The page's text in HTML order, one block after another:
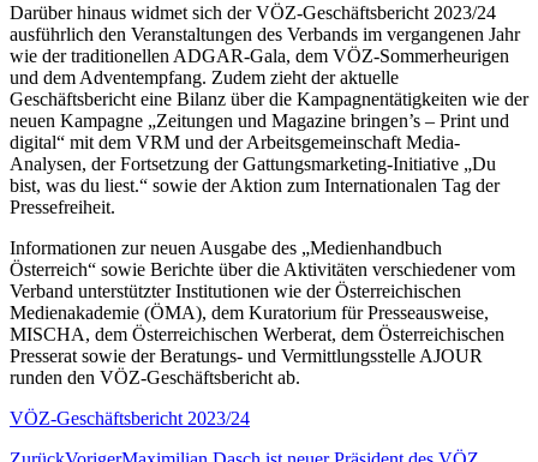
Darüber hinaus widmet sich der VÖZ-Geschäftsbericht 2023/24
ausführlich den Veranstaltungen des Verbands im vergangenen Jahr
wie der traditionellen ADGAR-Gala, dem VÖZ-Sommerheurigen
und dem Adventempfang. Zudem zieht der aktuelle
Geschäftsbericht eine Bilanz über die Kampagnentätigkeiten wie der
neuen Kampagne „Zeitungen und Magazine bringen’s – Print und
digital“ mit dem VRM und der Arbeitsgemeinschaft Media-
Analysen, der Fortsetzung der Gattungsmarketing-Initiative „Du
bist, was du liest.“ sowie der Aktion zum Internationalen Tag der
Pressefreiheit.
Informationen zur neuen Ausgabe des „Medienhandbuch
Österreich“ sowie Berichte über die Aktivitäten verschiedener vom
Verband unterstützter Institutionen wie der Österreichischen
Medienakademie (ÖMA), dem Kuratorium für Presseausweise,
MISCHA, dem Österreichischen Werberat, dem Österreichischen
Presserat sowie der Beratungs- und Vermittlungsstelle AJOUR
runden den VÖZ-Geschäftsbericht ab.
VÖZ-Geschäftsbericht 2023/24